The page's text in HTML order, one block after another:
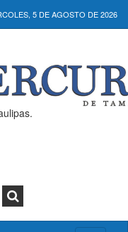
5 DE AGOSTO DE 2026